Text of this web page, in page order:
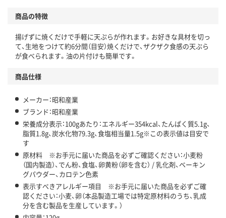
商品の特徴
揚げずに焼くだけで手軽に天ぷらが作れます。お好きな具材を切っ
て、生地をつけて約6分間（目安）焼くだけで、ザクザク食感の天ぷら
が食べられます。油の片付けも簡単です。
商品仕様
メーカー：昭和産業
ブランド：昭和産業
栄養成分表示：100gあたり：エネルギー354kcal、たんぱく質5.1g、
脂質1.8g、炭水化物79.3g、食塩相当量1.5g※この表示値は目安で
す
原材料 ※お手元に届いた商品を必ずご確認ください：小麦粉
（国内製造）、でん粉、食塩、卵黄粉（卵を含む） / 乳化剤、ベーキン
グパウダー、カロテン色素
表示すべきアレルギー項目 ※お手元に届いた商品を必ずご確
認ください：小麦、卵（本品製造工場では特定原材料のうち、乳成
分を含む製品を生産しています。）